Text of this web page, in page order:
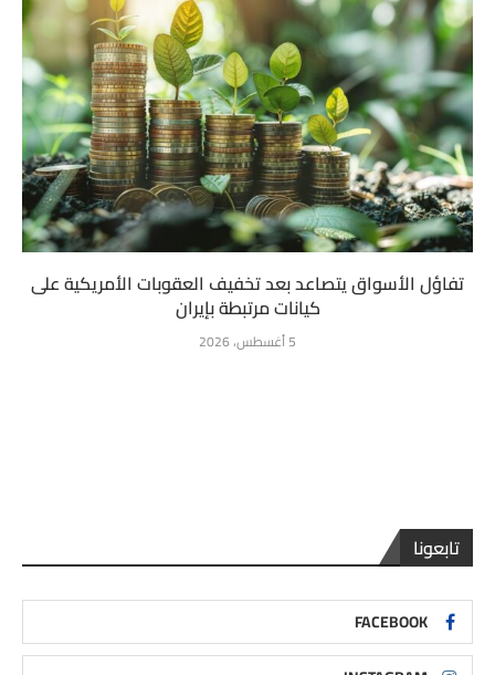
تفاؤل الأسواق يتصاعد بعد تخفيف العقوبات الأمريكية على
كيانات مرتبطة بإيران
5 أغسطس، 2026
تابعونا
FACEBOOK